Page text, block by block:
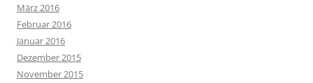
März 2016
Februar 2016
Januar 2016
Dezember 2015
November 2015